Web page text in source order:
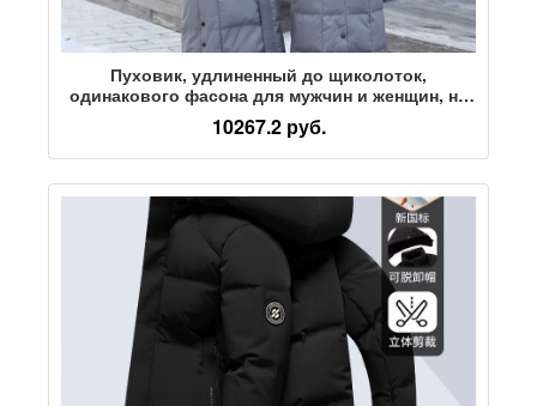
Пуховик, удлиненный до щиколоток,
одинакового фасона для мужчин и женщин, на
белом утином пуху, с утолщением выше колена
10267.2 руб.